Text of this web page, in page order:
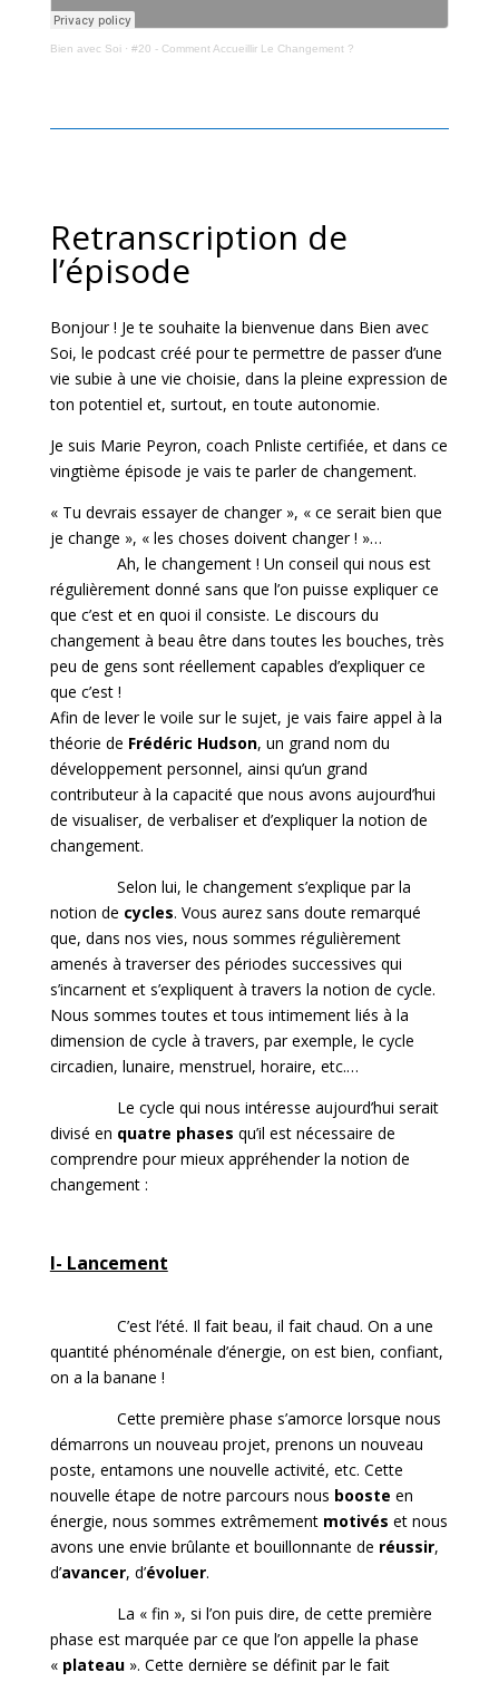
Bien avec Soi· #20 - Comment Accueillir Le Changement ?
Retranscription de
l’épisode
Bonjour ! Je te souhaite la bienvenue dans Bien avec
Soi, le podcast créé pour te permettre de passer d’une
vie subie à une vie choisie, dans la pleine expression de
ton potentiel et, surtout, en toute autonomie.
Je suis Marie Peyron, coach Pnliste certifiée, et dans ce
vingtième épisode je vais te parler de changement.
« Tu devrais essayer de changer », « ce serait bien que
je change », « les choses doivent changer ! »…
Ah, le changement ! Un conseil qui nous est
régulièrement donné sans que l’on puisse expliquer ce
que c’est et en quoi il consiste. Le discours du
changement à beau être dans toutes les bouches, très
peu de gens sont réellement capables d’expliquer ce
que c’est !
Afin de lever le voile sur le sujet, je vais faire appel à la
théorie de Frédéric Hudson, un grand nom du
développement personnel, ainsi qu’un grand
contributeur à la capacité que nous avons aujourd’hui
de visualiser, de verbaliser et d’expliquer la notion de
changement.
Selon lui, le changement s’explique par la
notion de cycles. Vous aurez sans doute remarqué
que, dans nos vies, nous sommes régulièrement
amenés à traverser des périodes successives qui
s’incarnent et s’expliquent à travers la notion de cycle.
Nous sommes toutes et tous intimement liés à la
dimension de cycle à travers, par exemple, le cycle
circadien, lunaire, menstruel, horaire, etc.…
Le cycle qui nous intéresse aujourd’hui serait
divisé en quatre phases qu’il est nécessaire de
comprendre pour mieux appréhender la notion de
changement :
I- Lancement
C’est l’été. Il fait beau, il fait chaud. On a une
quantité phénoménale d’énergie, on est bien, confiant,
on a la banane !
Cette première phase s’amorce lorsque nous
démarrons un nouveau projet, prenons un nouveau
poste, entamons une nouvelle activité, etc. Cette
nouvelle étape de notre parcours nous booste en
énergie, nous sommes extrêmement motivés et nous
avons une envie brûlante et bouillonnante de réussir,
d’avancer, d’évoluer.
La « fin », si l’on puis dire, de cette première
phase est marquée par ce que l’on appelle la phase
« plateau». Cette dernière se définit par le fait